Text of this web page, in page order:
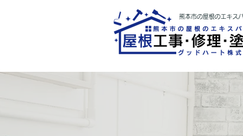
熊本市の屋根のエキス